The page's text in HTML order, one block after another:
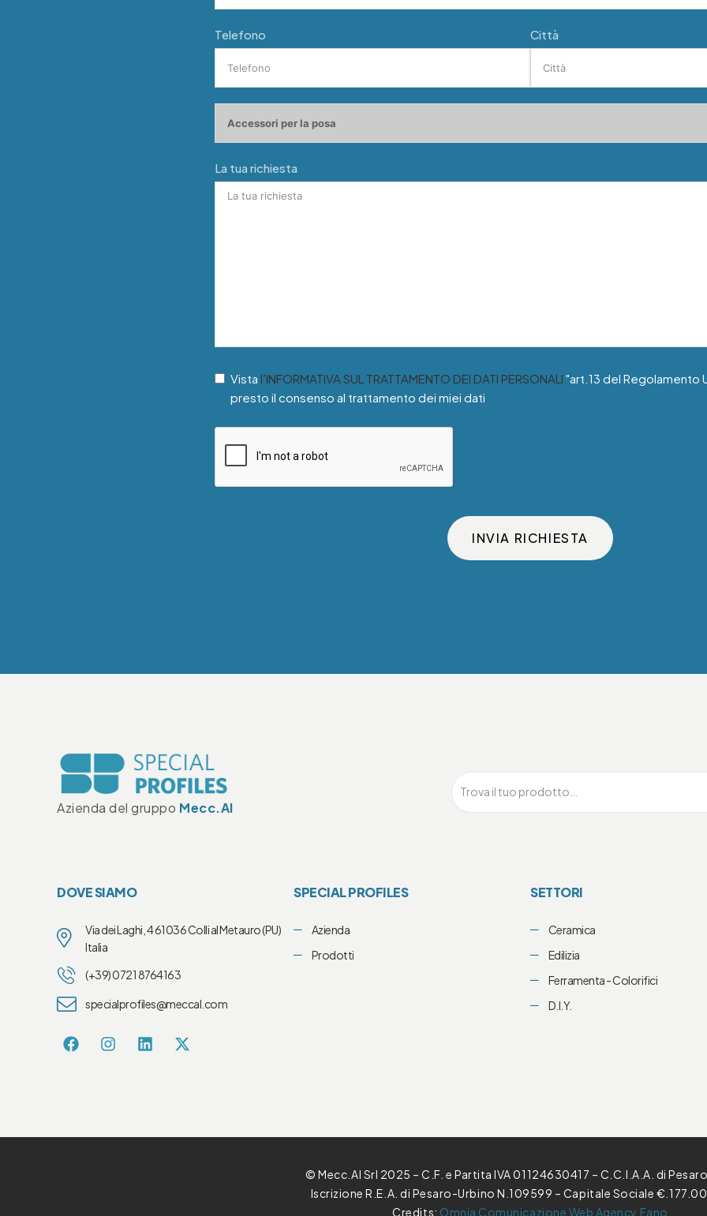
Telefono Città
La tua richiesta
Vista l’INFORMATIVA SUL TRATTAMENTO DEI DATI PERSONALI "art.13 del Regolamento
presto il consenso al trattamento dei miei dati
INVIA RICHIESTA
Azienda del gruppo Mecc.Al
DOVE SIAMO
Via dei Laghi, 4 61036 Colli al Metauro (PU)
Italia
(+39) 0721 8764163
specialprofiles@meccal.com
SPECIAL PROFILES
Azienda
Prodotti
SETTORI
Ceramica
Edilizia
Ferramenta - Colorifici
D.I.Y.
© Mecc.Al Srl 2025 – C.F. e Partita IVA 01124630417 – C.C.I.A.A. di
Iscrizione R.E.A. di Pesaro-Urbino N.109599 – Capitale Sociale
Credits: Omnia Comunicazione Web Agency Fano